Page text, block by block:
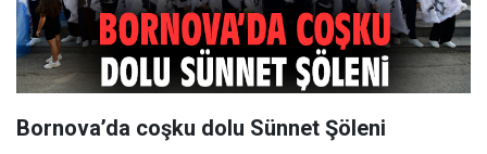
Bornova’da coşku dolu Sünnet Şöleni